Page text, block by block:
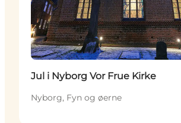
Jul i Nyborg Vor Frue Kirke
Nyborg, Fyn og øerne